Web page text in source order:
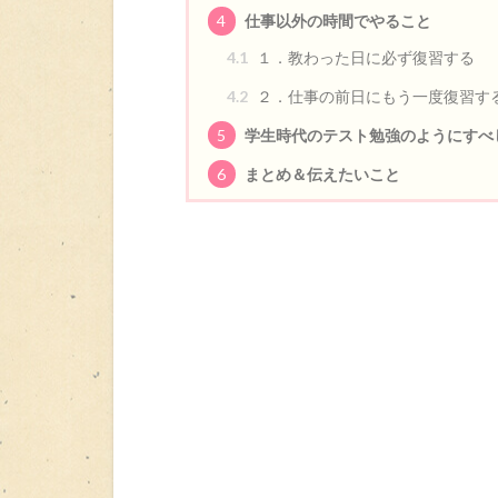
4
仕事以外の時間でやること
4.1
１．教わった日に必ず復習する
4.2 ２．仕事の前日にもう一度復習す
5 学生時代のテスト勉強のようにすべ
6 まとめ＆伝えたいこと